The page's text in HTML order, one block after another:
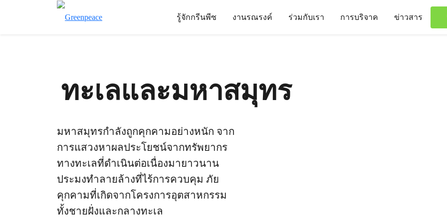
รู้จักกรีนพีซ งานรณรงค์ ร่วมกับเรา การบริจาค ข่าวสาร
ทะเลและมหาสมุทร
มหาสมุทรกำลังถูกคุกคามอย่างหนัก จาก
การแสวงหาผลประโยชน์จากทรัพยากร
ทางทะเลที่ดำเนินต่อเนื่องมายาวนาน
ประมงทำลายล้างที่ไร้การควบคุม ภัย
คุกคามที่เกิดจากโครงการอุตสาหกรรม
ทั้งชายฝั่งและกลางทะเล